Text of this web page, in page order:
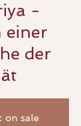
-
einer
der
on sale